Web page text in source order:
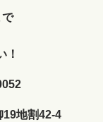
で
！
地割42-4